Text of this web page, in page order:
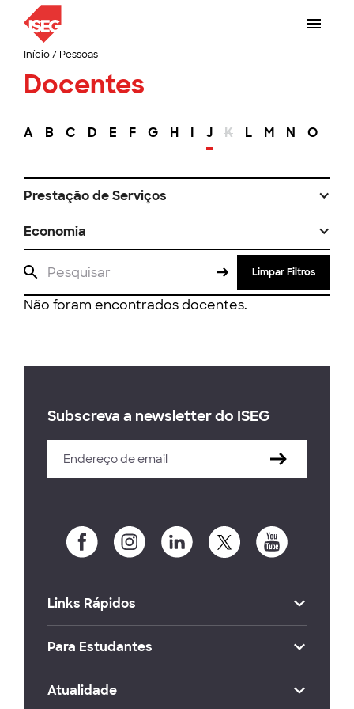
Início/ Pessoas
Docentes
A B C D E F G H I J K L M N O
Prestação de Serviços
Economia
Limpar Filtros
Não foram encontrados docentes.
Subscreva a newsletter do ISEG
Links Rápidos
Para Estudantes
Atualidade